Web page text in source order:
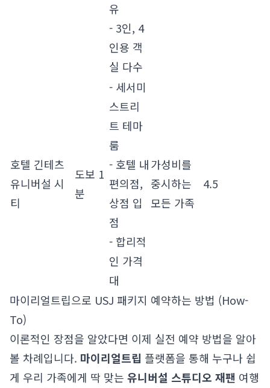
유
- 3인, 4
인용 객
실 다수
호텔 긴테츠
유니버설 시
티
도보 1
분
- 세서미
스트리
트 테마
룸
- 호텔 내
편의점,
상점 입
점
- 합리적
인 가격
대
가성비를
중시하는
모든 가족
4.5
마이리얼트립으로 USJ 패키지 예약하는 방법 (How-
To)
이론적인 장점을 알았다면 이제 실전 예약 방법을 알아
볼 차례입니다. 마이리얼트립 플랫폼을 통해 누구나 쉽
게 우리 가족에게 딱 맞는 유니버설 스튜디오 재팬 여행